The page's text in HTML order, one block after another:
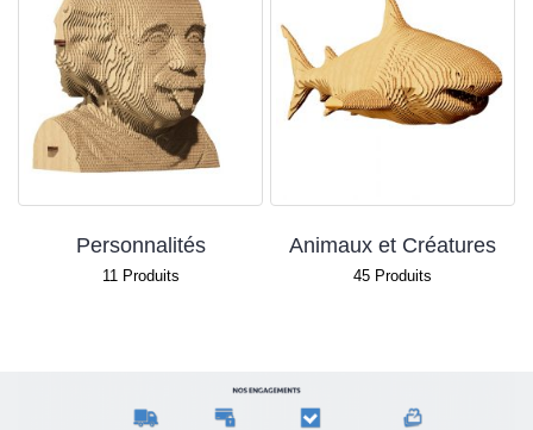
Personnalités
11 Produits
Animaux et Créatures
45 Produits